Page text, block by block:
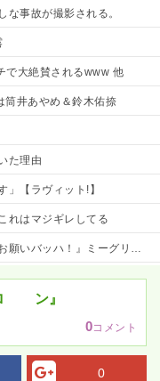
な事故が撮影される。
で大絶賛されるwww 他
筒井あやめ＆鈴木佑捺
た理由
」【ラヴィット!】
れはマジギレしてる
ハ！』ミーグリ日程がこちら
ン』
0コメント
0